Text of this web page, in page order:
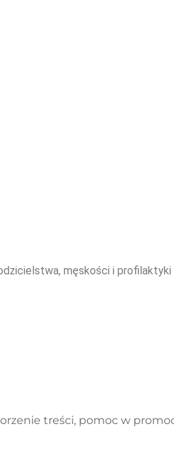
męskości i
treści, pomoc w